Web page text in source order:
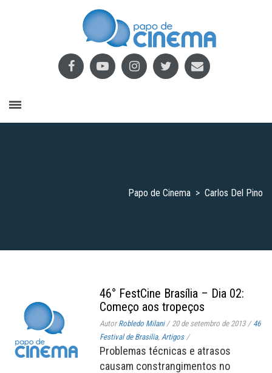
Papo de Cinema > Carlos Del Pino
46° FestCine Brasília – Dia 02:
Começo aos tropeços
AutorRobledo Milani / 20 de setembro de 2013 / 46
Festival de Brasilia, Artigos /
Problemas técnicas e atrasos
causam constrangimentos no